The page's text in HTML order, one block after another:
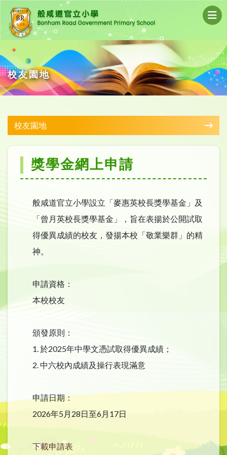
校友園地
校友園地
獎學金網上申請
般咸道官立小學設立「麥惠英校長獎學基金」及
「曾月英校長獎學基金」，旨在表揚於公開試取
得優異成績的校友，發揚本校「敬業樂群」的精
神。
申請資格：
本校校友
頒發原則：
1. 於2025年中學文憑試取得優異成績；
2. 中六校內成績及操行表現滿意
申請日期：
2026年5月28日至6月17日
下載申請表